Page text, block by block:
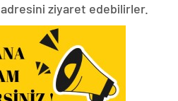
adresini ziyaret edebilirler.